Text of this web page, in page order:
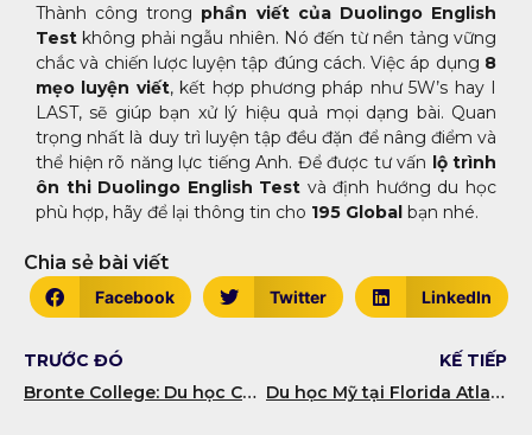
Thành công trong phần viết của Duolingo English
Test không phải ngẫu nhiên. Nó đến từ nền tảng vững
chắc và chiến lược luyện tập đúng cách. Việc áp dụng 8
mẹo luyện viết, kết hợp phương pháp như 5W’s hay I
LAST, sẽ giúp bạn xử lý hiệu quả mọi dạng bài. Quan
trọng nhất là duy trì luyện tập đều đặn để nâng điểm và
thể hiện rõ năng lực tiếng Anh. Để được tư vấn lộ trình
ôn thi Duolingo English Test và định hướng du học
phù hợp, hãy để lại thông tin cho 195 Global bạn nhé.
Chia sẻ bài viết
Facebook Twitter LinkedIn
TRƯỚC ĐÓ
Bronte College: Du học Canada với Tỷ lệ đậu Đại học 98% & Cơ hội định cư tại Ontario
KẾ TIẾP
Du học Mỹ tại Florida Atlantic University (FAU) – TOP 5 Đại học công lập Đông Nam Hoa Kỳ